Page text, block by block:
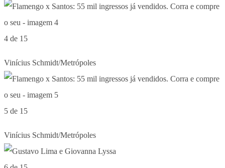
4 de 15
Vinícius Schmidt/Metrópoles
5 de 15
Vinícius Schmidt/Metrópoles